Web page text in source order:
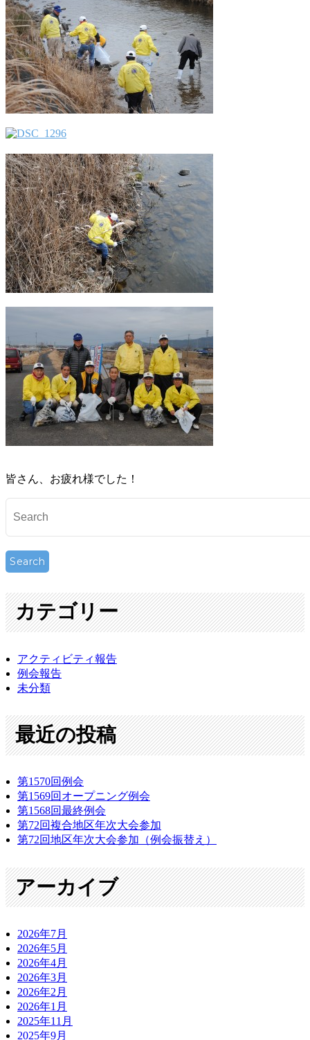
ン
は
皆さん、お疲れ様でした！
カテゴリー
アクティビティ報告
例会報告
未分類
最近の投稿
第1570回例会
第1569回オープニング例会
第1568回最終例会
第72回複合地区年次大会参加
第72回地区年次大会参加（例会振替え）
アーカイブ
2026年7月
2026年5月
2026年4月
2026年3月
2026年2月
2026年1月
2025年11月
2025年9月